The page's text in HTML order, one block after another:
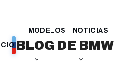
contenido
BLOG DE BMW
MODELOS
NOTICIAS